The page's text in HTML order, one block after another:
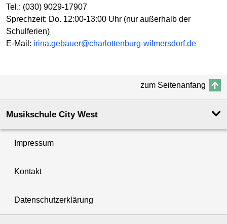
Tel.: (030) 9029-17907
Sprechzeit: Do. 12:00-13:00 Uhr (nur außerhalb der
Schulferien)
E-Mail: irina.gebauer@charlottenburg-wilmersdorf.de
zum Seitenanfang
Musikschule City West
Impressum
Kontakt
Datenschutzerklärung